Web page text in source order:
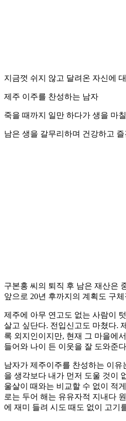
지금껏 쉬지 않고 달려온 자신에
제주 이주를 찬성하는 남자
죽을 때까지 일만 하다가 생을 마
남은 생을 갈무리하며 건강하고
구본홍 씨의 퇴직 후 남은 재산은
앞으로 20년 후까지의 계획도 구
제주에 아무 연고도 없는 사람이
살고 싶단다. 전입신고도 마쳤다.
록 외지인이지만, 현재 그 마을에
들어와 나이 든 이웃을 잘 도와준
남자가 제주이주를 찬성하는 이
을 생각보다 내가 먼저 도울 것이
울살이 때와는 비교할 수 없이 적
로는 두어 해는 유유자적 지내다
에 재미 들려 시도 때도 없이 고기